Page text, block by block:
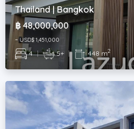
Thailand | Bangkok
฿ 48,000,000
~ USD$ 1,451,000
4 | 5+ | 448 m2